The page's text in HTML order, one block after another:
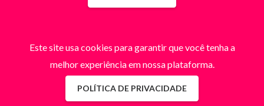
Este site usa cookies para garantir que você tenha a
melhor experiência em nossa plataforma.
POLÍTICA DE PRIVACIDADE